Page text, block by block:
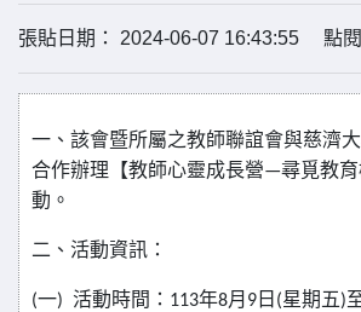
張貼日期： 2024-06-07 16:43:55 點閱
一、該會暨所屬之教師聯誼會與慈濟
合作辦理【教師心靈成長營—尋覓教
動。
二、活動資訊：
(一) 活動時間： 113年8月 9 日 (星期五)